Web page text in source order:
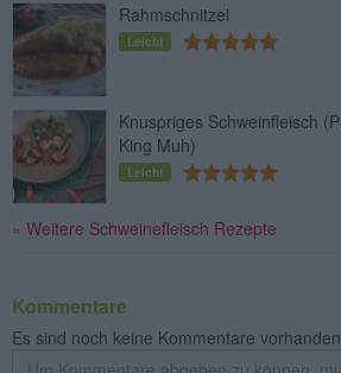
Rahmschnitzel
Leicht
Knuspriges Schweinfleisch
King Muh)
Leicht
» Weitere Schweinefleisch Rezepte
Kommentare
Es sind noch keine Kommentare vorhanden.